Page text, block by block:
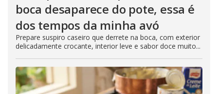
boca desaparece do pote, essa é
dos tempos da minha avó
Prepare suspiro caseiro que derrete na boca, com exterior
delicadamente crocante, interior leve e sabor doce muito...